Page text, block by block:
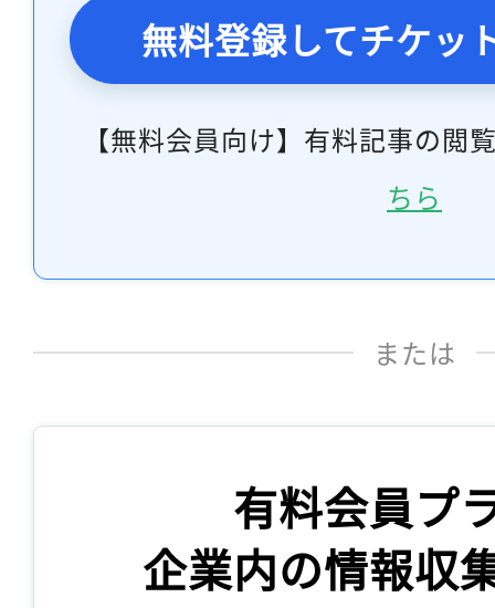
無料登録してチケッ
【無料会員向け】有料記事の閲
ちら
または
有料会員プ
企業内の情報収